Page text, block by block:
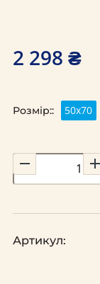
2 298 ₴
Розмір:: 50х70
Артикул: